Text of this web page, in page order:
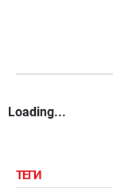
Loading...
ТЕГИ